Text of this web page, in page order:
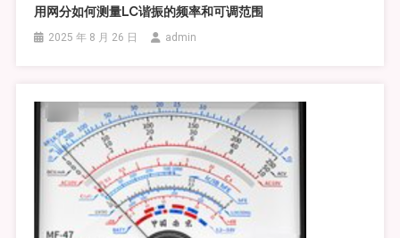
用网分如何测量LC谐振的频率和可调范围
2025 年 8 月 26 日 admin